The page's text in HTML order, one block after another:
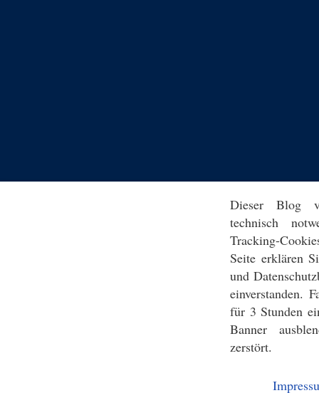
Dieser Blog
technisch
Tracking-
Seite erklären
und
einverstanden.
für 3 Stunden
Banner
zerstört.